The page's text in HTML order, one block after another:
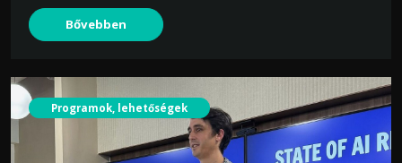
Bővebben
Programok, lehetőségek